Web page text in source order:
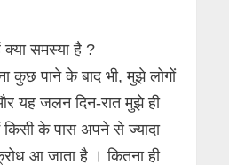
क्या समस्या है ?
कुछ पाने के बाद भी, मुझे लोगों
और यह जलन दिन-रात मुझे ही
किसी के पास अपने से ज्यादा
आ जाता है । कितना ही